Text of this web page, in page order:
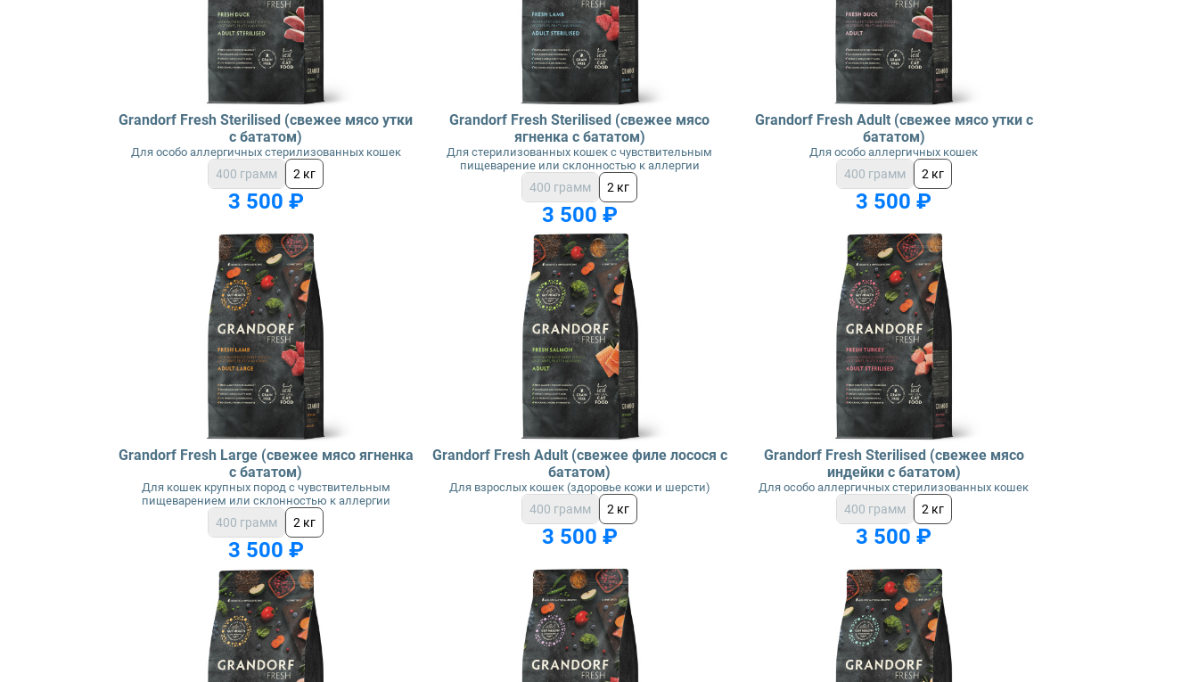
Grandorf Fresh Sterilised (свежее мясо утки
с бататом)
Для особо аллергичных стерилизованных кошек
400 грамм 2 кг
3 500 ₽
Grandorf Fresh Sterilised (свежее мясо
ягненка с бататом)
Для стерилизованных кошек с чувствительным
пищеварение или склонностью к аллергии
400 грамм 2 кг
3 500 ₽
Grandorf Fresh Adult (свежее мясо утки с
бататом)
Для особо аллергичных кошек
400 грамм 2 кг
3 500 ₽
Grandorf Fresh Large (свежее мясо ягненка
с бататом)
Для кошек крупных пород с чувствительным
пищеварением или склонностью к аллергии
400 грамм 2 кг
3 500 ₽
Grandorf Fresh Adult (свежее филе лосося с
бататом)
Для взрослых кошек (здоровье кожи и шерсти)
400 грамм 2 кг
3 500 ₽
Grandorf Fresh Sterilised (свежее мясо
индейки с бататом)
Для особо аллергичных стерилизованных кошек
400 грамм 2 кг
3 500 ₽